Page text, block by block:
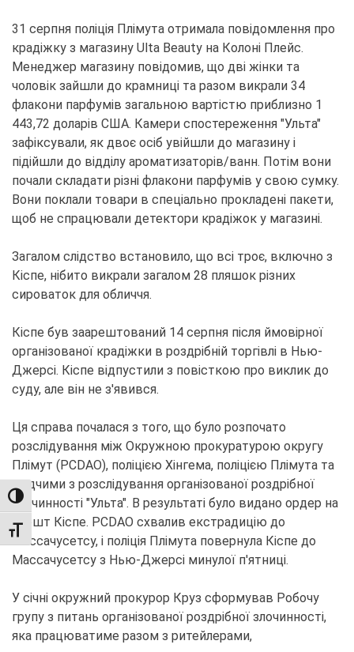
TOGGLE HIGH CONTRAST
TOGGLE FONT SIZE
31 серпня поліція Плімута отримала повідомлення про
крадіжку з магазину Ulta Beauty на Колоні Плейс.
Менеджер магазину повідомив, що дві жінки та
чоловік зайшли до крамниці та разом викрали 34
флакони парфумів загальною вартістю приблизно 1
443,72 доларів США. Камери спостереження "Ульта"
зафіксували, як двоє осіб увійшли до магазину і
підійшли до відділу ароматизаторів/ванн. Потім вони
почали складати різні флакони парфумів у свою сумку.
Вони поклали товари в спеціально прокладені пакети,
щоб не спрацювали детектори крадіжок у магазині.
Загалом слідство встановило, що всі троє, включно з
Кіспе, нібито викрали загалом 28 пляшок різних
сироваток для обличчя.
Кіспе був заарештований 14 серпня після ймовірної
організованої крадіжки в роздрібній торгівлі в Нью-
Джерсі. Кіспе відпустили з повісткою про виклик до
суду, але він не з'явився.
Ця справа почалася з того, що було розпочато
розслідування між Окружною прокуратурою округу
Плімут (PCDAO), поліцією Хінгема, поліцією Плімута та
слідчими з розслідування організованої роздрібної
злочинності "Ульта". В результаті було видано ордер на
арешт Кіспе. PCDAO схвалив екстрадицію до
Массачусетсу, і поліція Плімута повернула Кіспе до
Массачусетсу з Нью-Джерсі минулої п'ятниці.
У січні окружний прокурор Круз сформував Робочу
групу з питань організованої роздрібної злочинності,
яка працюватиме разом з ритейлерами,